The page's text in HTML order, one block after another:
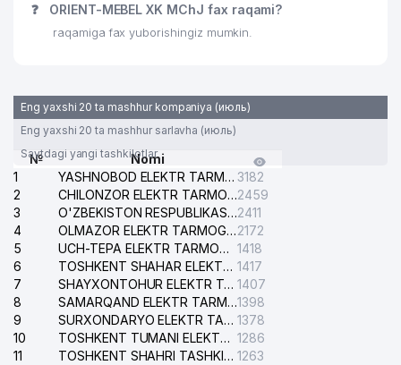
❓ ORIENT-MEBEL XK MChJ fax raqami?
raqamiga fax yuborishingiz mumkin.
Eng yaxshi 20 ta mashhur kompaniya (июль)
Eng yaxshi 20 ta mashhur sarlavha (июль)
Saytdagi yangi tashkilotlar
№
Nomi
1
YASHNOBOD ELEKTR TARMOG'I NOSOZLIKLARI XIZMATI 3182
2
CHILONZOR ELEKTR TARMOG'I NOSOZLIK XIZMATI2459
3
O'ZBEKISTON RESPUBLIKASI BOSH PROKURATURASI ISHONCH TELEFONI2411
4
OLMAZOR ELEKTR TARMOG'I NOSOZLIKLARI XIZMATI2172
5
UCH-TEPA ELEKTR TARMOG'I NOSOZLIKLARI XIZMATI 1418
6
TOSHKENT SHAHAR ELEKTR TARMOQLARI KORXONASI AJ 1417
7
SHAYXONTOHUR ELEKTR TARMOG'I NOSOZLIKLARINI TUZATISH XIZMATI 1407
8
SAMARQAND ELEKTR TARMOQLARI AJ1398
9
SURXONDARYO ELEKTR TARMOQLARI AJ 1378
10
TOSHKENT TUMANI ELEKTR TARMOG'I AVARIYA XIZMATI 1286
11
TOSHKENT SHAHRI TASHKILOT TELEFONLARI HAQIDA MA'LUMOT BYUROSI 1263